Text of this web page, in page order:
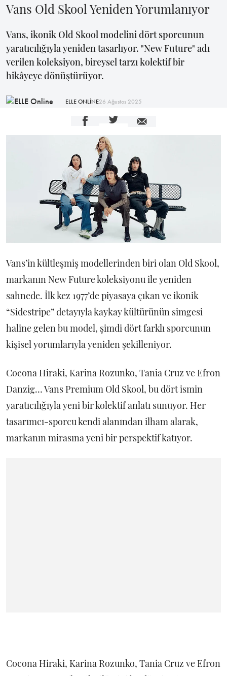
Vans Old Skool Yeniden Yorumlanıyor
Vans, ikonik Old Skool modelini dört sporcunun
yaratıcılığıyla yeniden tasarlıyor. "New Future" adı
verilen koleksiyon, bireysel tarzı kolektif bir
hikâyeye dönüştürüyor.
ELLE ONLİNE26 Ağustos 2025
Vans’in kültleşmiş modellerinden biri olan Old Skool,
markanın New Future koleksiyonu ile yeniden
sahnede. İlk kez 1977’de piyasaya çıkan ve ikonik
“Sidestripe” detayıyla kaykay kültürünün simgesi
haline gelen bu model, şimdi dört farklı sporcunun
kişisel yorumlarıyla yeniden şekilleniyor.
Cocona Hiraki, Karina Rozunko, Tania Cruz ve Efron
Danzig… Vans Premium Old Skool, bu dört ismin
yaratıcılığıyla yeni bir kolektif anlatı sunuyor. Her
tasarımcı-sporcu kendi alanından ilham alarak,
markanın mirasına yeni bir perspektif katıyor.
Cocona Hiraki, Karina Rozunko, Tania Cruz ve Efron